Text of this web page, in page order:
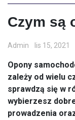
Czym są
Admin lis 15, 2021
Opony
zależy od wielu
sprawdzą się w
wybierzesz
prowadzenia